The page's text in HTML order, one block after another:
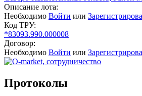
Описание лота:
Необходимо Войти или
Код ТРУ:
*83093.990.000008
Договор:
Необходимо Войти или
Протоколы